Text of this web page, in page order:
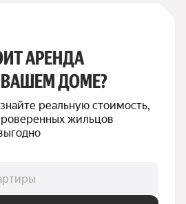
АРЕНДА
ВАШЕМ ДОМЕ?
реальную стоимость,
жильцов